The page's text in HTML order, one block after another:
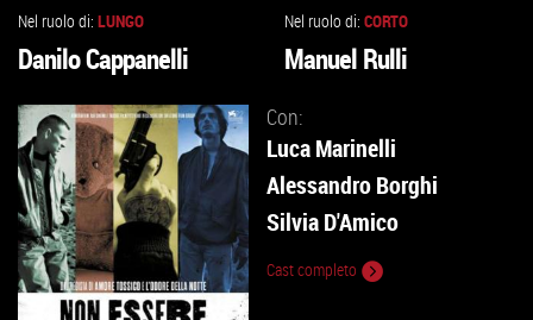
ALLA
Nel ruolo di: LUNGO
Danilo Cappanelli
ALLA
Nel ruolo di: CORTO
Manuel Rulli
Con:
Luca Marinelli
Alessandro Borghi
Silvia D'Amico
Cast completo